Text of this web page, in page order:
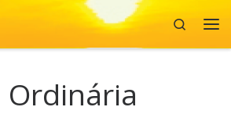
Search
Ordinária